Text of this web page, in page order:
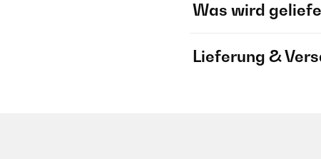
Was wird
Lieferung &